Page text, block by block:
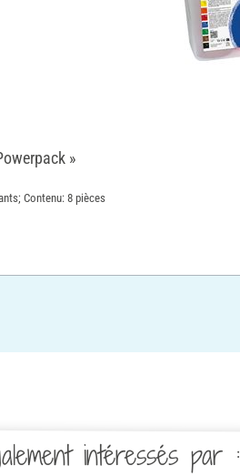
»
Contenu: 8 pièces
intéressés par :